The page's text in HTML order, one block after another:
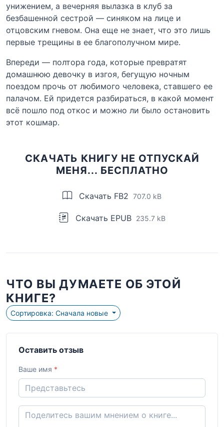
унижением, а вечерняя вылазка в клуб за
безбашенной сестрой — синяком на лице и
отцовским гневом. Она еще не знает, что это лишь
первые трещины в ее благополучном мире.
Впереди — полтора года, которые превратят
домашнюю девочку в изгоя, бегущую ночным
поездом прочь от любимого человека, ставшего ее
палачом. Ей придется разбираться, в какой момент
всё пошло под откос и можно ли было остановить
этот кошмар.
СКАЧАТЬ КНИГУ НЕ ОТПУСКАЙ
МЕНЯ... БЕСПЛАТНО
Скачать FB2 707.0 kB
Скачать EPUB 235.7 kB
ЧТО ВЫ ДУМАЕТЕ ОБ ЭТОЙ
КНИГЕ?
Сортировка: Сначала новые
Оставить отзыв
Ваше имя *